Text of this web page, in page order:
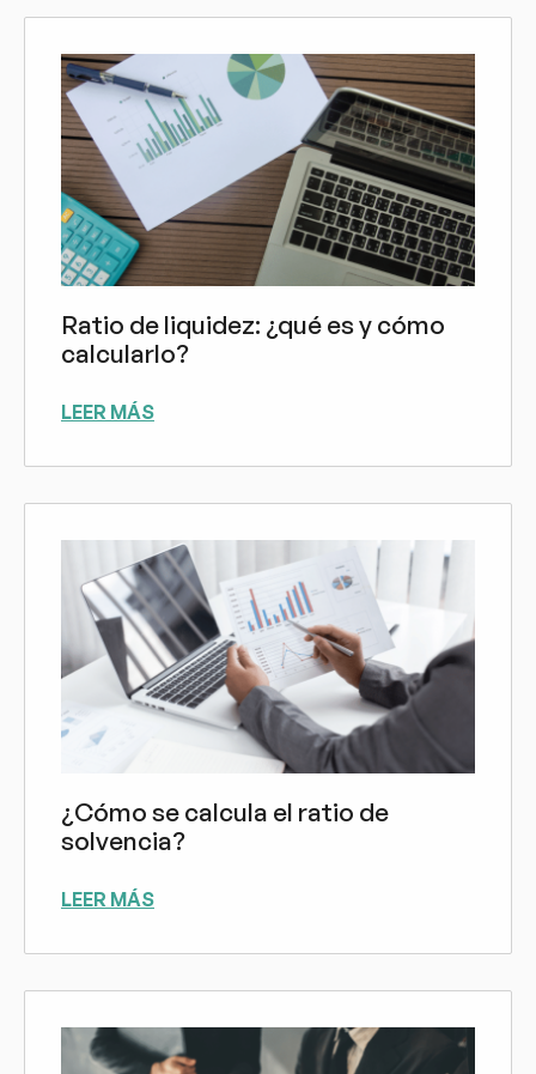
Ratio de liquidez: ¿qué es y cómo
calcularlo?
LEER MÁS
¿Cómo se calcula el ratio de
solvencia?
LEER MÁS